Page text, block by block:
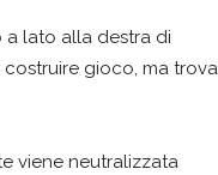
a lato alla destra di
gioco, ma trova
viene neutralizzata